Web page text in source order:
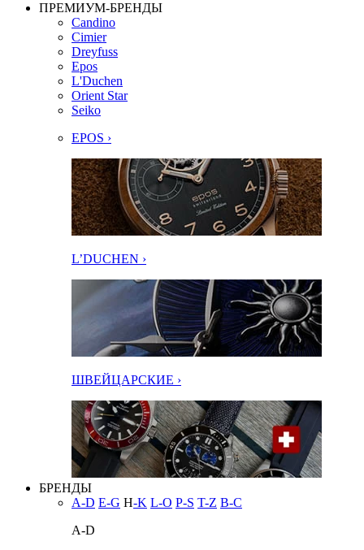
ПРЕМИУМ-БРЕНДЫ
Candino
Cimier
Dreyfuss
Epos
L'Duchen
Orient Star
Seiko
EPOS ›
L’DUCHEN ›
ШВЕЙЦАРСКИЕ ›
БРЕНДЫ
A-D E-G H-K L-O P-S T-Z В-С
A-D